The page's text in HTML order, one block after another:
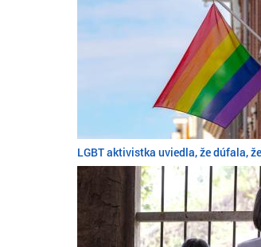
LGBT aktivistka uviedla, že dúfala,